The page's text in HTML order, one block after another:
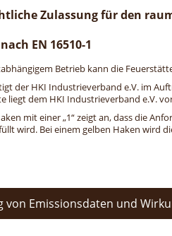
Zulassung für den
EN 16510-1
Betrieb kann die
der HKI Industrieverband e.V. im
liegt dem HKI Industrieverband e.V.
mit einer „1“ zeigt an, dass die
wird. Bei einem gelben Haken wird
von Emissionsdaten und